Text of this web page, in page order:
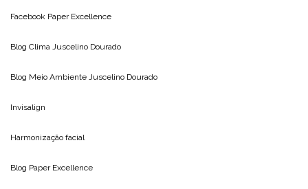
Facebook Paper Excellence
Blog Clima Juscelino Dourado
Blog Meio Ambiente Juscelino Dourado
Invisalign
Harmonização facial
Blog Paper Excellence